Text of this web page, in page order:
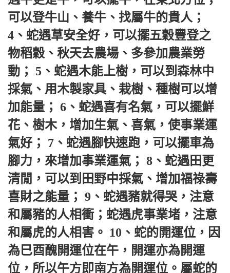
可以登牛山、養牛、找屬牛的貴人；
4、蛇遇草安全好，可以擺五穀豐登之
物稻穀、秋天去農場、多參加農業勞
動； 5、蛇遇木能上樹，可以到森林中
採氣、用木製家具、栽樹、種樹可以增
加能量； 6、蛇遇喜有名氣，可以擺鮮
花、樹木，增加生氣、喜氣，使事業運
氣好； 7、蛇遇腳快速跑，可以擺車為
腳力，來增加事業運氣； 8、蛇遇田更
清閒，可以到田野中採氣、增加福祿壽
喜財之能量； 9、蛇遇豬就得哭，注意
和屬豬的人相衝；蛇遇虎事業堵，注意
和屬虎的人相害。 10、蛇的開運位，因
為巳酉醜開運位在午，開運亦為開運
位，所以午方即南方為開運位。屬蛇的